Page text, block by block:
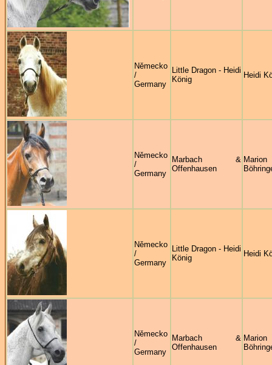
Německo
/
Germany
Little Dragon - Heidi
König
Heidi
Německo
/
Germany
Marbach &
Offenhausen
Marion
Německo
/
Germany
Little Dragon - Heidi
König
Heidi
Německo
/
Germany
Marbach &
Offenhausen
Marion